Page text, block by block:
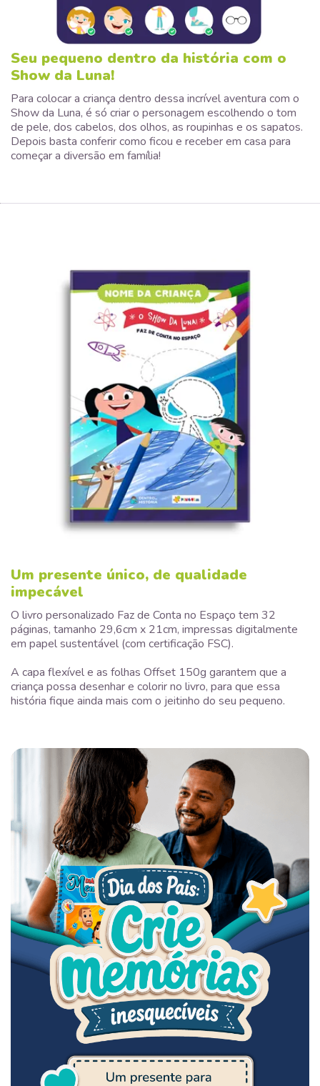
Seu pequeno dentro da história com o
Show da Luna!
Para colocar a criança dentro dessa incrível aventura com o
Show da Luna, é só criar o personagem escolhendo o tom
de pele, dos cabelos, dos olhos, as roupinhas e os sapatos.
Depois basta conferir como ficou e receber em casa para
começar a diversão em família!
Um presente único, de qualidade
impecável
O livro personalizado Faz de Conta no Espaço tem 32
páginas, tamanho 29,6cm x 21cm, impressas digitalmente
em papel sustentável (com certificação FSC).
A capa flexível e as folhas Offset 150g garantem que a
criança possa desenhar e colorir no livro, para que essa
história fique ainda mais com o jeitinho do seu pequeno.